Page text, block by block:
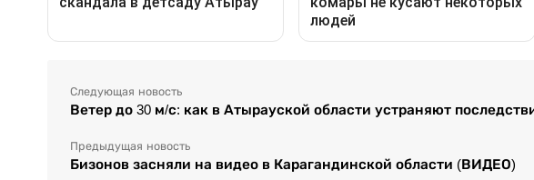
Следующая новость
Ветер до 30 м/с: как в Атырауской области устраняют
Предыдущая новость
Бизонов засняли на видео в Карагандинской области (ВИДЕО)